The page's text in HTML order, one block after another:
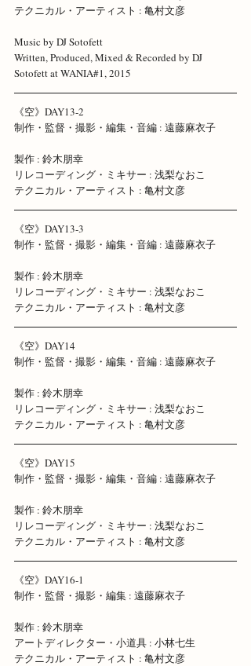
テクニカル・アーティスト : 亀村文彦
Music by DJ Sotofett
Written, Produced, Mixed & Recorded by DJ
Sotofett at WANIA#1, 2015
《空》DAY13-2
制作・監督・撮影・編集・音編 : 遠藤麻衣子
製作 : 鈴木朋幸
リレコーディング・ミキサー : 浅梨なおこ
テクニカル・アーティスト : 亀村文彦
《空》DAY13-3
制作・監督・撮影・編集・音編 : 遠藤麻衣子
製作 : 鈴木朋幸
リレコーディング・ミキサー : 浅梨なおこ
テクニカル・アーティスト : 亀村文彦
《空》DAY14
制作・監督・撮影・編集・音編 : 遠藤麻衣子
製作 : 鈴木朋幸
リレコーディング・ミキサー : 浅梨なおこ
テクニカル・アーティスト : 亀村文彦
《空》DAY15
制作・監督・撮影・編集・音編 : 遠藤麻衣子
製作 : 鈴木朋幸
リレコーディング・ミキサー : 浅梨なおこ
テクニカル・アーティスト : 亀村文彦
《空》DAY16-1
制作・監督・撮影・編集 : 遠藤麻衣子
製作 : 鈴木朋幸
アートディレクター・小道具 : 小林七生
テクニカル・アーティスト : 亀村文彦